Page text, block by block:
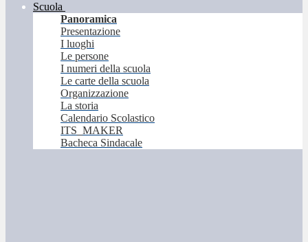
Scuola
Panoramica
Presentazione
I luoghi
Le persone
I numeri della scuola
Le carte della scuola
Organizzazione
La storia
Calendario Scolastico
ITS_MAKER
Bacheca Sindacale